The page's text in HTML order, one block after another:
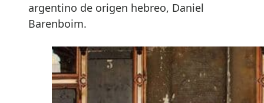
argentino de origen hebreo, Daniel
Barenboim.